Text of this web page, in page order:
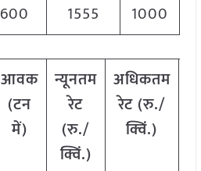
600 1555 1000
आवक
(टन
में)
न्यूनतम
रेट
(रु./
क्विं.)
अधिकतम
रेट (रु./
क्विं.)